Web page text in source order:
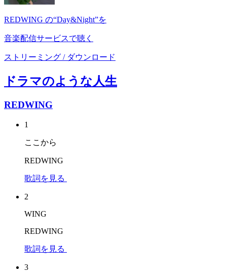
REDWING の“Day&Night”を
音楽配信サービスで聴く
ストリーミング / ダウンロード
ドラマのような人生
REDWING
1
ここから
REDWING
歌詞を見る
2
WING
REDWING
歌詞を見る
3